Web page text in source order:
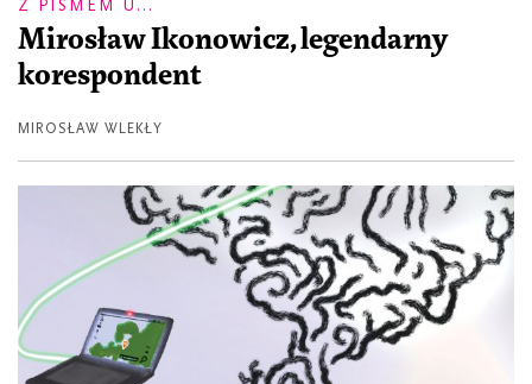
Z PISMEM U...
Mirosław Ikonowicz, legendarny
korespondent
MIROSŁAW WLEKŁY